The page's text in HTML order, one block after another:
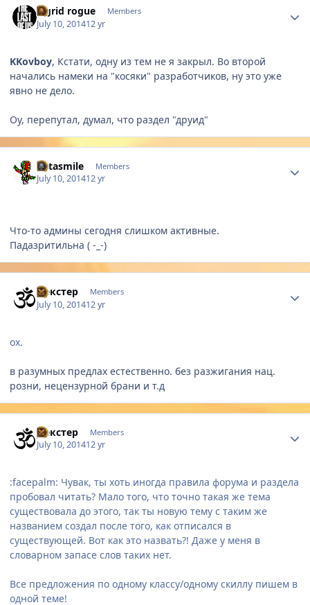
aigrid rogue Members
July 10, 201412 yr
KKovboy, Кстати, одну из тем не я закрыл. Во второй
начались намеки на "косяки" разработчиков, ну это уже
явно не дело.
Оу, перепутал, думал, что раздел "друид"
Betasmile Members
July 10, 201412 yr
Что-то админы сегодня слишком активные.
Падазритильна ( -_-)
Дeкстер Members
July 10, 201412 yr
ох.
в разумных предлах естественно. без разжигания нац.
розни, нецензурной брани и т.д
Дeкстер Members
July 10, 201412 yr
:facepalm: Чувак, ты хоть иногда правила форума и раздела
пробовал читать? Мало того, что точно такая же тема
существовала до этого, так ты новую тему с таким же
названием создал после того, как отписался в
существующей. Вот как это назвать?! Даже у меня в
словарном запасе слов таких нет.
Все предложения по одному классу/одному скиллу пишем в
одной теме!